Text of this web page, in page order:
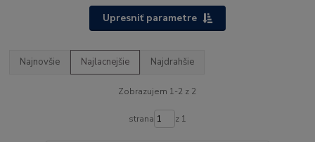
Upresniť parametre
Najnovšie Najlacnejšie Najdrahšie
Zobrazujem 1-2 z 2
strana z 1